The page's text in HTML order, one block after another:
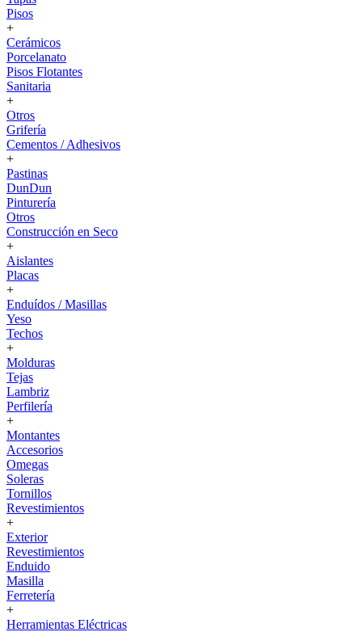
Pisos
+
Cerámicos
Porcelanato
Pisos Flotantes
Sanitaria
+
Otros
Grifería
Cementos / Adhesivos
+
Pastinas
DunDun
Pinturería
Otros
Construcción en Seco
+
Aislantes
Placas
+
Enduídos / Masillas
Yeso
Techos
+
Molduras
Tejas
Lambriz
Perfilería
+
Montantes
Accesorios
Omegas
Soleras
Tornillos
Revestimientos
+
Exterior
Revestimientos
Enduido
Masilla
Ferretería
+
Herramientas Eléctricas